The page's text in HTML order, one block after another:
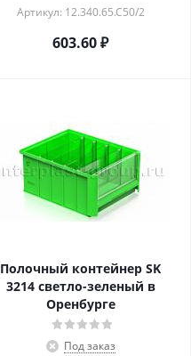
Артикул: 12.340.65.С50/2
603.60₽
Полочный контейнер SK
3214 светло-зеленый в
Оренбурге
Под заказ